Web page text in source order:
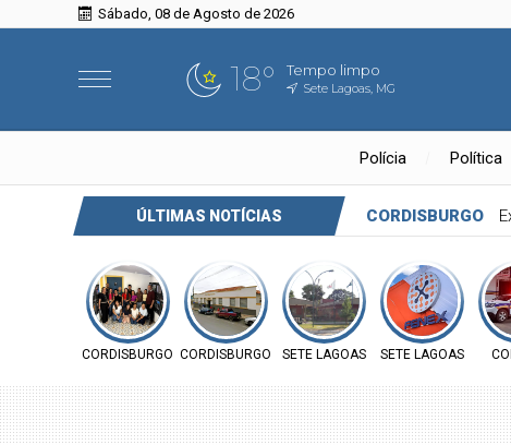
Sábado, 08 de Agosto de 2026
18° Tempo limpo
Sete Lagoas, MG
Polícia Política
ÚLTIMAS NOTÍCIAS CORDISBURGO
CORDISBURGO CORDISBURGO SETE LAGOAS SETE LAGOAS